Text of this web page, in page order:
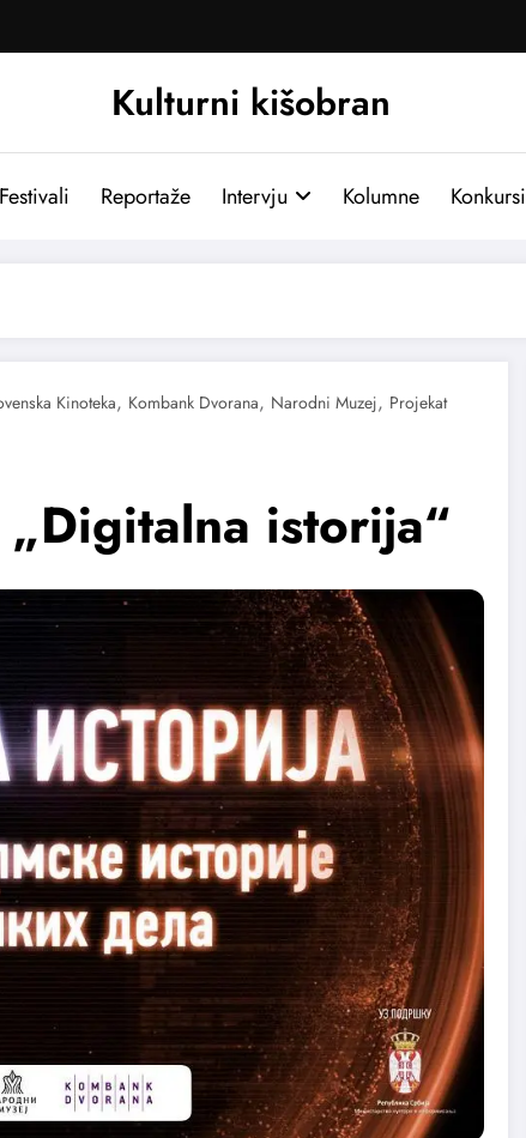
Kulturni kišobran
Festivali Reportaže Intervju Kolumne Konkursi
Kinoteka, Kombank Dvorana, Narodni Muzej, Projekat
istorija“